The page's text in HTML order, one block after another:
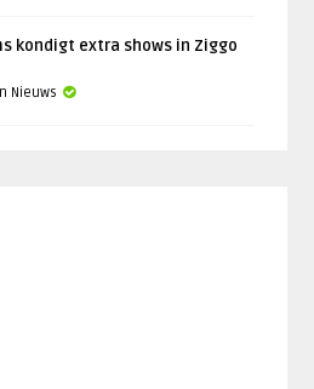
kondigt extra shows in Ziggo
Nieuws